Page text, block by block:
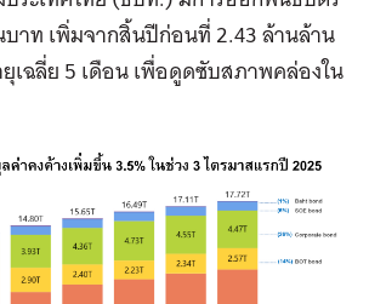
าท เพิ่มจากสิ้นปีก่อนที่ 2.43 ล้านล้าน
ฉลี่ย 5 เดือน เพื่อดูดซับสภาพคล่องใน